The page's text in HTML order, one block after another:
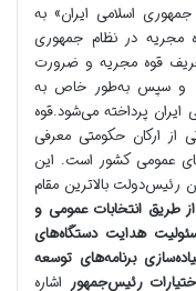
اسلامی ایران» به
مجریه در نظام جمهوری
قوه مجریه و ضرورت
و سپس به‌طور خاص به
پرداخته می‌شود.قوه
از ارکان حکومتی معرفی
عمومی کشور است. این
رئیس‌دولت بالاترین مقام
طریق انتخابات عمومی و
هدایت دستگاه‌های
برنامه‌های توسعه
رئیس‌جمهور اشاره